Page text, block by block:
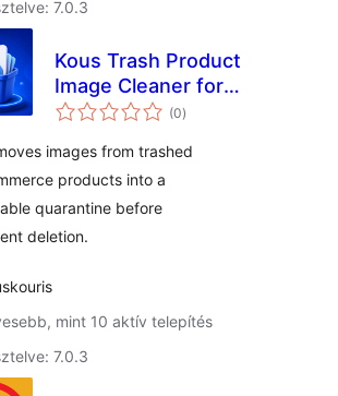
7.0.3
Kous Trash Product
Image Cleaner for
WooCommerce
(0értékelés
összesen
)
images from trashed
products into a
quarantine before
deletion.
mint 10 aktív telepítés
7.0.3